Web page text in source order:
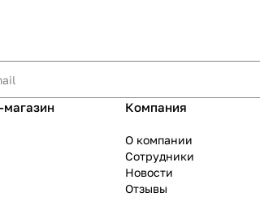
магазин Компания
О компании
Сотрудники
Новости
Отзывы